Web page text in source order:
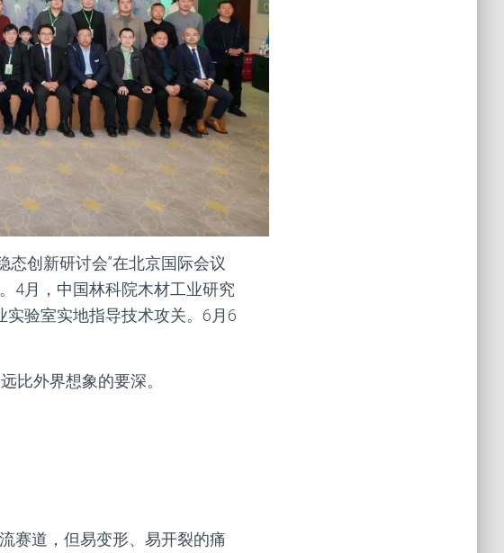
态创新研讨会”在北京国际会议
4月，中国林科院木材工业研究
实验室实地指导技术攻关。6月6
比外界想象的要深。
赛道，但易变形、易开裂的痛